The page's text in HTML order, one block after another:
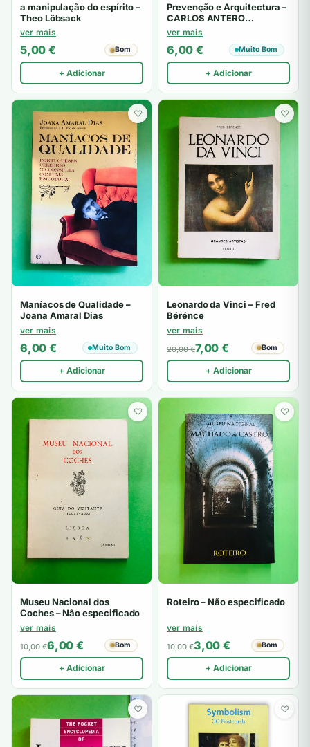
a manipulação do espírito –
Theo Löbsack
ver mais
5,00 € Bom
+ Adicionar
Prevenção e Arquitectura –
CARLOS ANTERO
FERREIRA
ver mais
6,00 € Muito Bom
+ Adicionar
♡
Maníacos de Qualidade –
Joana Amaral Dias
ver mais
6,00 € Muito Bom
+ Adicionar
♡
Leonardo da Vinci – Fred
Bérénce
ver mais
20,00€7,00 € Bom
+ Adicionar
♡
Museu Nacional dos
Coches – Não especificado
ver mais
10,00€6,00 € Bom
+ Adicionar
♡
Roteiro – Não especificado
ver mais
10,00€3,00 € Bom
+ Adicionar
♡ ♡